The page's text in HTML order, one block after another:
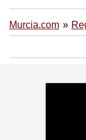
Murcia.com